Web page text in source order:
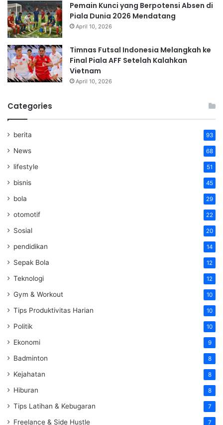
Pemain Kunci yang Berpotensi Absen di
Piala Dunia 2026 Mendatang
April 10, 2026
Timnas Futsal Indonesia Melangkah ke
Final Piala AFF Setelah Kalahkan
Vietnam
April 10, 2026
Categories
berita 93
News 68
lifestyle 51
bisnis 45
bola 29
otomotif 22
Sosial 20
pendidikan 14
Sepak Bola 12
Teknologi 12
Gym & Workout 10
Tips Produktivitas Harian 10
Politik 10
Ekonomi 9
Badminton 8
Kejahatan 8
Hiburan 8
Tips Latihan & Kebugaran 7
Freelance & Side Hustle 7